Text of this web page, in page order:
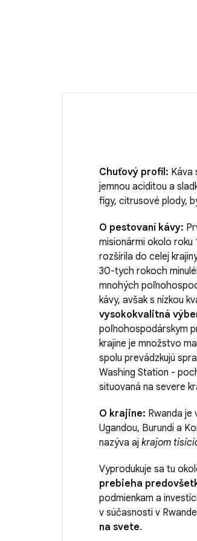
Chuťový profil: Káva
jemnou aciditou a
figy, citrusové plody,
O pestovaní kávy:
misionármi okolo roku
rozšírila do celej
30-tych rokoch
mnohých
kávy, avšak s nízkou
vysokokvalitná
poľnohospodárskym
krajine je množstvo
spolu prevádzkujú
Washing Station -
situovaná na severe
O krajine: Rwanda je
Ugandou, Burundi a
nazýva aj krajom
Vyprodukuje sa tu
prebieha
podmienkam a
v súčasnosti v Rwande
na svete.